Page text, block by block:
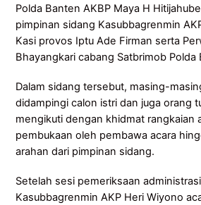
Polda Banten AKBP Maya H
pimpinan sidang Kasubbagrenmin
Kasi provos Iptu Ade Firman serta
Bhayangkari cabang Satbrimob Polda
Dalam sidang tersebut, masing-
didampingi calon istri dan juga orang
mengikuti dengan khidmat rangkaian
pembukaan oleh pembawa acara
arahan dari pimpinan sidang.
Setelah sesi pemeriksaan
Kasubbagrenmin AKP Heri Wiyono